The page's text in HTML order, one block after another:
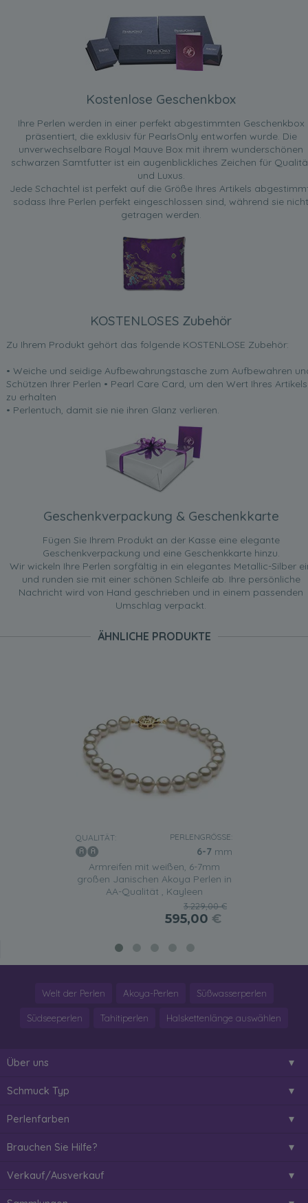
Kostenlose Geschenkbox
Ihre Perlen werden in einer perfekt abgestimmten Geschenkbox
präsentiert, die exklusiv für PearlsOnly entworfen wurde. Die
unverwechselbare Royal Mauve Box mit ihrem wunderschönen
schwarzen Samtfutter ist ein augenblickliches Zeichen für
und Luxus.
Jede Schachtel ist perfekt auf die Größe Ihres Artikels
sodass Ihre Perlen perfekt eingeschlossen sind, während sie nicht
getragen werden.
KOSTENLOSES Zubehör
Zu Ihrem Produkt gehört das folgende KOSTENLOSE Zubehör:
• Weiche und seidige Aufbewahrungstasche zum Aufbewahren
Schützen Ihrer Perlen • Pearl Care Card, um den Wert Ihres Artikels
zu erhalten
• Perlentuch, damit sie nie ihren Glanz verlieren.
Geschenkverpackung & Geschenkkarte
Fügen Sie Ihrem Produkt an der Kasse eine elegante
Geschenkverpackung und eine Geschenkkarte hinzu.
Wir wickeln Ihre Perlen sorgfältig in ein elegantes Metallic-Silber
und runden sie mit einer schönen Schleife ab. Ihre persönliche
Nachricht wird von Hand geschrieben und in einem passenden
Umschlag verpackt.
ÄHNLICHE PRODUKTE
QUALITÄT: PERLENGRÖSSE:
6-7 mm
Armreifen mit weißen, 6-7mm
großen Janischen Akoya Perlen in
AA-Qualität , Kayleen
3.229,00 €
595,00 €
Welt der Perlen Akoya-Perlen Süßwasserperlen
Südseeperlen Tahitiperlen Halskettenlänge auswählen
Über uns
Schmuck Typ
Perlenfarben
Brauchen Sie Hilfe?
Verkauf/Ausverkauf